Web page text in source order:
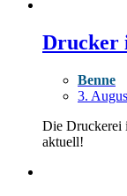
Drucker
Benne
3.
Die Druckerei
aktuell!